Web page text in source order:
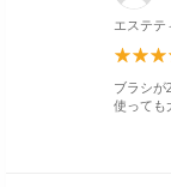
エステテ
ブラシが
使っても